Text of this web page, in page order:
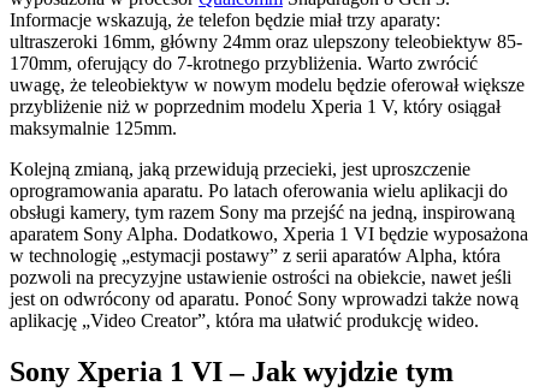
Informacje wskazują, że telefon będzie miał trzy aparaty:
ultraszeroki 16mm, główny 24mm oraz ulepszony teleobiektyw 85-
170mm, oferujący do 7-krotnego przybliżenia. Warto zwrócić
uwagę, że teleobiektyw w nowym modelu będzie oferował większe
przybliżenie niż w poprzednim modelu Xperia 1 V, który osiągał
maksymalnie 125mm.
Kolejną zmianą, jaką przewidują przecieki, jest uproszczenie
oprogramowania aparatu. Po latach oferowania wielu aplikacji do
obsługi kamery, tym razem Sony ma przejść na jedną, inspirowaną
aparatem Sony Alpha. Dodatkowo, Xperia 1 VI będzie wyposażona
w technologię „estymacji postawy” z serii aparatów Alpha, która
pozwoli na precyzyjne ustawienie ostrości na obiekcie, nawet jeśli
jest on odwrócony od aparatu. Ponoć Sony wprowadzi także nową
aplikację „Video Creator”, która ma ułatwić produkcję wideo.
Sony Xperia 1 VI – Jak wyjdzie tym